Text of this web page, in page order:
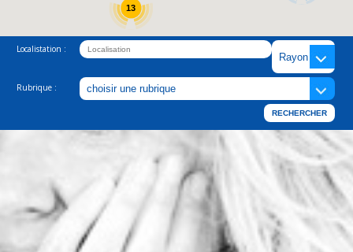
13
Localistation :
Rubrique :